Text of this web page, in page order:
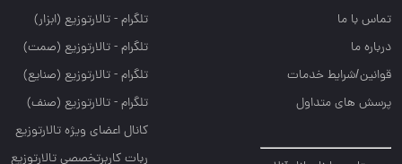
تماس با ما
درباره ما
قوانین/شرایط خدمات
پرسش های متداول
تلگرام - تالارتوزيع (ابزار)
تلگرام - تالارتوزيع (صمت)
تلگرام - تالارتوزيع (صنايع)
تلگرام - تالارتوزیع (صنف)
کانال اعضای ویژه تالارتوزیع
ربات کاربرتخصصی تالارتوزیع